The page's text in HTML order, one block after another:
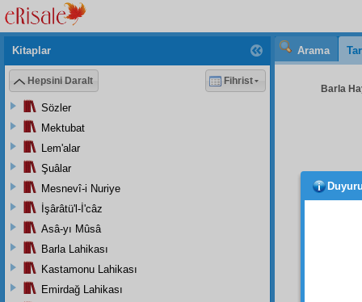
Arama
Barla
Kitaplar
Hepsini Daralt Fihrist
Sözler
Mektubat
Lem'alar
Şuâlar
Mesnevî-i Nuriye
İşârâtü'l-İ'câz
Asâ-yı Mûsâ
Barla Lahikası
Kastamonu Lahikası
Emirdağ Lahikası
Duyuru